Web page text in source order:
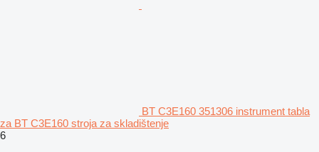
BT C3E160 351306 instrument tabla
za BT C3E160 stroja za skladištenje
6